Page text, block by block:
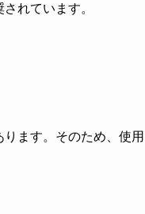
れています。
ます。そのため、使用